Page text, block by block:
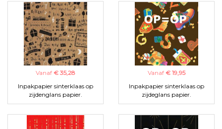
Vanaf € 35,28
Inpakpapier sinterklaas op
zijdenglans papier.
Vanaf € 19,95
Inpakpapier sinterklaas op
zijdeglans papier.